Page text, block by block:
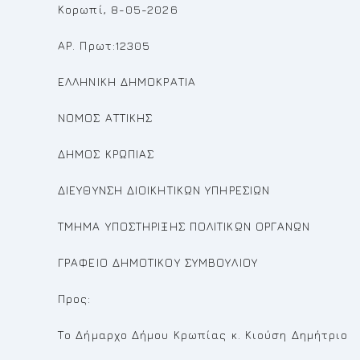
Κορωπί, 8-05-2026
ΑΡ. Πρωτ:12305
ΕΛΛΗΝΙΚΗ ΔΗΜΟΚΡΑΤΙΑ
ΝΟΜΟΣ ΑΤΤΙΚΗΣ
ΔΗΜΟΣ ΚΡΩΠΙΑΣ
ΔΙΕΥΘΥΝΣΗ ΔΙΟΙΚΗΤΙΚΩΝ ΥΠΗΡΕΣΙΩΝ
ΤΜΗΜΑ ΥΠΟΣΤΗΡΙΞΗΣ ΠΟΛΙΤΙΚΩΝ ΟΡΓΑΝΩΝ
ΓΡΑΦΕΙΟ ΔΗΜΟΤΙΚΟΥ ΣΥΜΒΟΥΛΙΟΥ
Προς:
Το Δήμαρχο Δήμου Κρωπίας κ. Κιούση Δημήτριο